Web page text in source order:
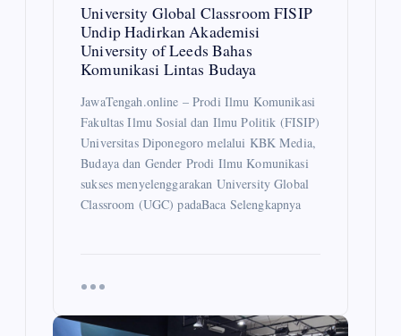
University Global Classroom FISIP
Undip Hadirkan Akademisi
University of Leeds Bahas
Komunikasi Lintas Budaya
JawaTengah.online – Prodi Ilmu Komunikasi
Fakultas Ilmu Sosial dan Ilmu Politik (FISIP)
Universitas Diponegoro melalui KBK Media,
Budaya dan Gender Prodi Ilmu Komunikasi
sukses menyelenggarakan University Global
Classroom (UGC) padaBaca Selengkapnya